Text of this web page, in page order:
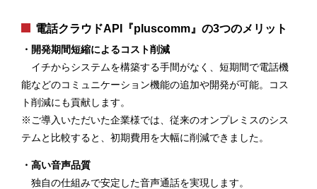
電話クラウドAPI『pluscomm』の3つのメリット
・開発期間短縮によるコスト削減
イチからシステムを構築する手間がなく、短期間で電話機
能などのコミュニケーション機能の追加や開発が可能。コス
ト削減にも貢献します。
※ご導入いただいた企業様では、従来のオンプレミスのシス
テムと比較すると、初期費用を大幅に削減できました。
・高い音声品質
独自の仕組みで安定した音声通話を実現します。